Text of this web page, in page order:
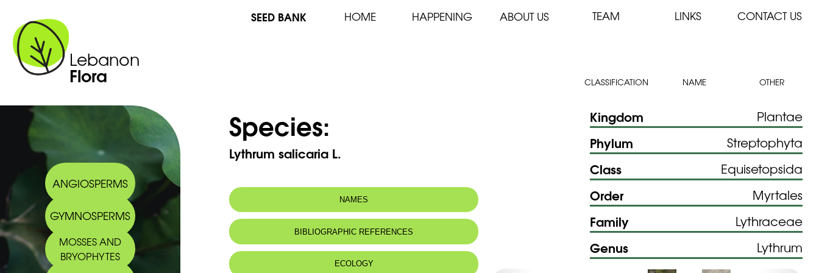
Lebanon
Flora
SEED BANK HOME HAPPENING ABOUT US TEAM LINKS CONTACT US
CLASSIFICATION NAME OTHER
ANGIOSPERMS
GYMNOSPERMS
MOSSES AND
BRYOPHYTES
Species:
Lythrum salicaria L.
NAMES
BIBLIOGRAPHIC REFERENCES
ECOLOGY
Kingdom Plantae
Phylum Streptophyta
Class Equisetopsida
Order Myrtales
Family Lythraceae
Genus Lythrum